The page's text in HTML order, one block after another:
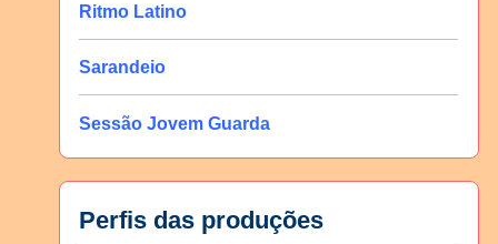
Ritmo Latino
Sarandeio
Sessão Jovem Guarda
Perfis das produções